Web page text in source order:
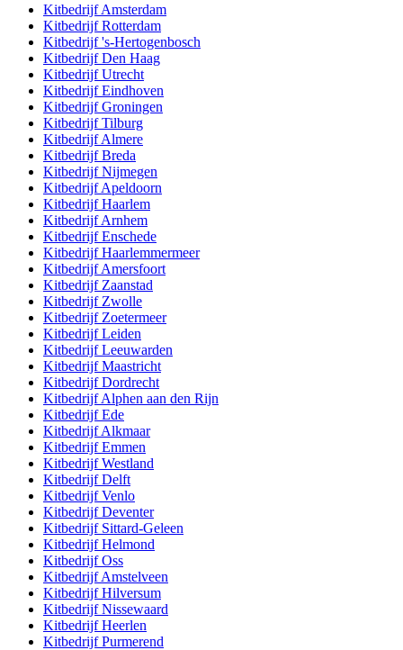
KitbedrijfAmsterdam
KitbedrijfRotterdam
Kitbedrijf's-Hertogenbosch
KitbedrijfDen Haag
KitbedrijfUtrecht
KitbedrijfEindhoven
KitbedrijfGroningen
KitbedrijfTilburg
KitbedrijfAlmere
KitbedrijfBreda
KitbedrijfNijmegen
KitbedrijfApeldoorn
KitbedrijfHaarlem
KitbedrijfArnhem
KitbedrijfEnschede
KitbedrijfHaarlemmermeer
KitbedrijfAmersfoort
Kitbedrijf Zaanstad
Kitbedrijf Zwolle
Kitbedrijf Zoetermeer
KitbedrijfLeiden
KitbedrijfLeeuwarden
KitbedrijfMaastricht
KitbedrijfDordrecht
KitbedrijfAlphen aan den Rijn
KitbedrijfEde
KitbedrijfAlkmaar
KitbedrijfEmmen
KitbedrijfWestland
KitbedrijfDelft
KitbedrijfVenlo
KitbedrijfDeventer
Kitbedrijf Sittard-Geleen
KitbedrijfHelmond
KitbedrijfOss
KitbedrijfAmstelveen
KitbedrijfHilversum
KitbedrijfNissewaard
KitbedrijfHeerlen
KitbedrijfPurmerend